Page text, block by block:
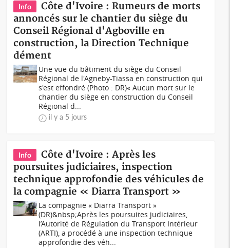
Info
Côte d'Ivoire : Rumeurs de morts
annoncés sur le chantier du siège du
Conseil Régional d'Agboville en
construction, la Direction Technique
dément
Une vue du bâtiment du siège du Conseil
Régional de l'Agneby-Tiassa en construction qui
s'est effondré (Photo : DR)« Aucun mort sur le
chantier du siège en construction du Conseil
Régional d...
il y a 5 jours
Info
Côte d'Ivoire : Après les
poursuites judiciaires, inspection
technique approfondie des véhicules de
la compagnie « Diarra Transport »
La compagnie « Diarra Transport »
(DR)&nbsp;Après les poursuites judiciaires,
l’Autorité de Régulation du Transport Intérieur
(ARTI), a procédé à une inspection technique
approfondie des véh...